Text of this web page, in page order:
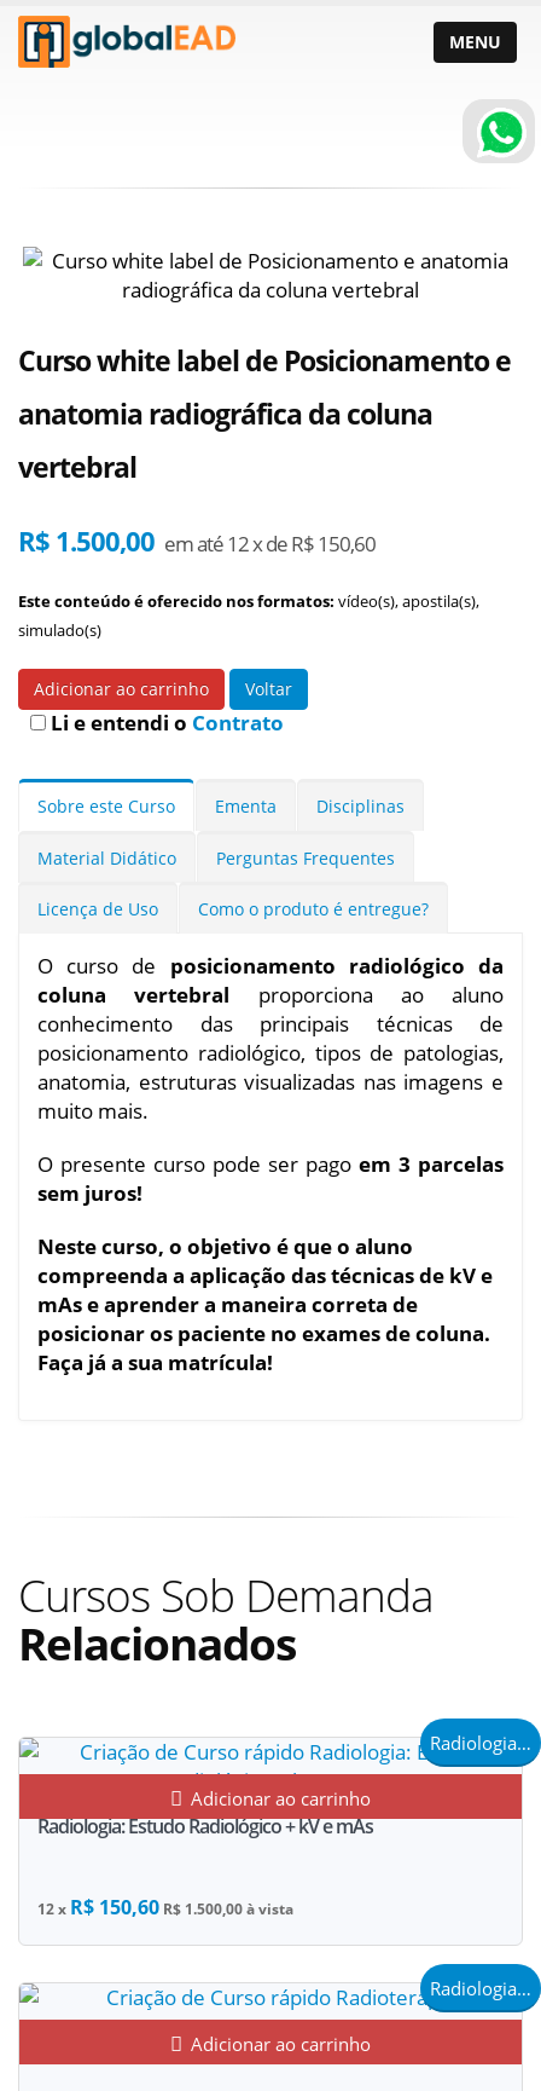
MENU
Curso white label de Posicionamento e
anatomia radiográfica da coluna
vertebral
R$ 1.500,00 em até 12 x de R$ 150,60
Este conteúdo é oferecido nos formatos: vídeo(s), apostila(s),
simulado(s)
Adicionar ao carrinho Voltar
Li e entendi o Contrato
Sobre este Curso Ementa Disciplinas
Material Didático Perguntas Frequentes
Licença de Uso Como o produto é entregue?
O curso de posicionamento radiológico da
coluna vertebral proporciona ao aluno
conhecimento das principais técnicas de
posicionamento radiológico, tipos de patologias,
anatomia, estruturas visualizadas nas imagens e
muito mais.
O presente curso pode ser pago em 3 parcelas
sem juros!
Neste curso, o objetivo é que o aluno
compreenda a aplicação das técnicas de kV e
mAs e aprender a maneira correta de
posicionar os paciente no exames de coluna.
Faça já a sua matrícula!
Cursos Sob Demanda
Relacionados
Radiologia e Saúde
Adicionar ao carrinho
Radiologia: Estudo Radiológico + kV e mAs
12 x R$ 150,60 R$ 1.500,00 à vista
Radiologia e Saúde
Adicionar ao carrinho